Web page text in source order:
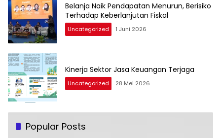
Belanja Naik Pendapatan Menurun, Berisiko
Terhadap Keberlanjutan Fiskal
Uncategorized 1 Juni 2026
Kinerja Sektor Jasa Keuangan Terjaga
Uncategorized 28 Mei 2026
Popular Posts